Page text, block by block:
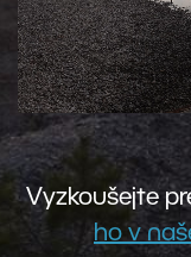
Vyzkoušejte
ho v